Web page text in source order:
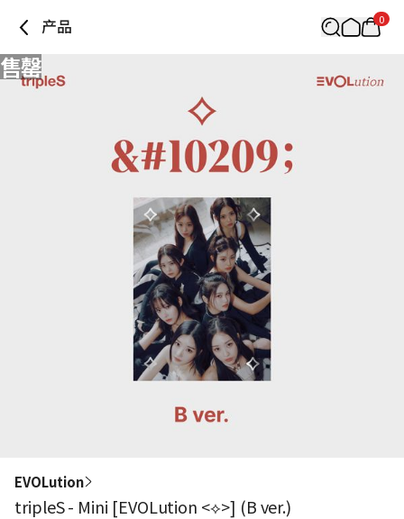
产品 0
售罄
EVOLution
tripleS - Mini [EVOLution <⟡>] (B ver.)